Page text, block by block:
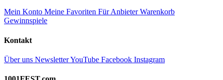
Mein Konto Meine Favoriten Für AnbieterWarenkorb
Gewinnspiele
Kontakt
Über uns NewsletterYouTube Facebook Instagram